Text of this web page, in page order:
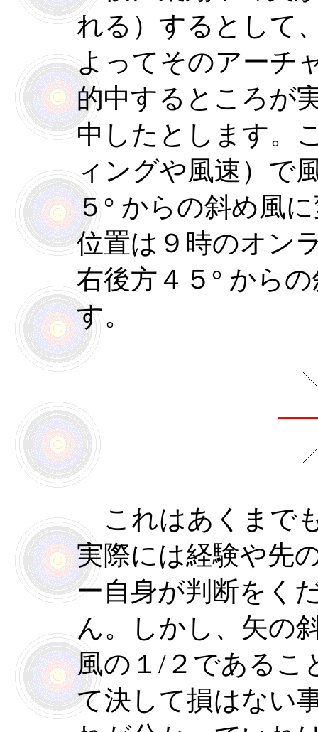
れる）するとして
よってそのアーチ
的中するところが
中したとします。
ィングや風速）で
５° からの斜め風
位置は９時のオン
右後方４５ ° から
す。
これはあくまで
実際には経験や先
ー自身が判断をく
ん。しかし、矢の
風の１/２であるこ
て決して損はない